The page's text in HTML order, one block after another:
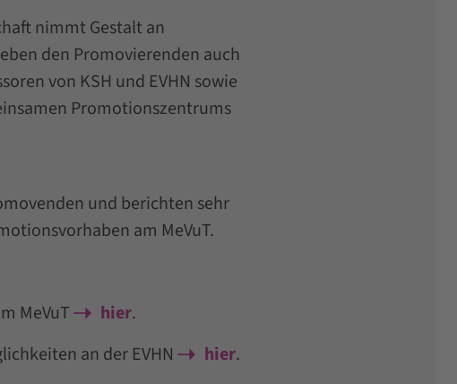
nimmt Gestalt an
den Promovierenden auch
von KSH und EVHN sowie
Promotionszentrums
und berichten sehr
am MeVuT.
MeVuT hier.
an der EVHN
hier.